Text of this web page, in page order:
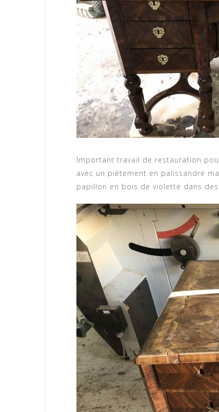
Important travail de restauration
avec un piètement en palissandre
papillon en bois de violette dans